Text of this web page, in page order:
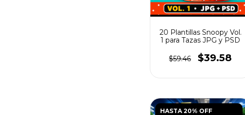
20 Plantillas Snoopy Vol.
1 para Tazas JPG y PSD
$59.46 $39.58
HASTA 20% OFF